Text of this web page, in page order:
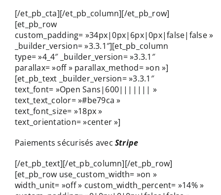
[/et_pb_cta][/et_pb_column][/et_pb_row]
[et_pb_row
custom_padding= »34px|0px|6px|0px|false|false »
_builder_version= »3.3.1″][et_pb_column
type= »4_4″ _builder_version= »3.3.1″
parallax= »off » parallax_method= »on »]
[et_pb_text _builder_version= »3.3.1″
text_font= »Open Sans|600||||||| »
text_text_color= »#be79ca »
text_font_size= »18px »
text_orientation= »center »]
Paiements sécurisés avec Stripe
[/et_pb_text][/et_pb_column][/et_pb_row]
[et_pb_row use_custom_width= »on »
width_unit= »off » custom_width_percent= »14% »